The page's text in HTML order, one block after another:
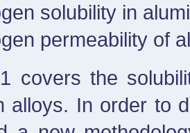
solubility in
permeability of
covers the
alloys. In order to